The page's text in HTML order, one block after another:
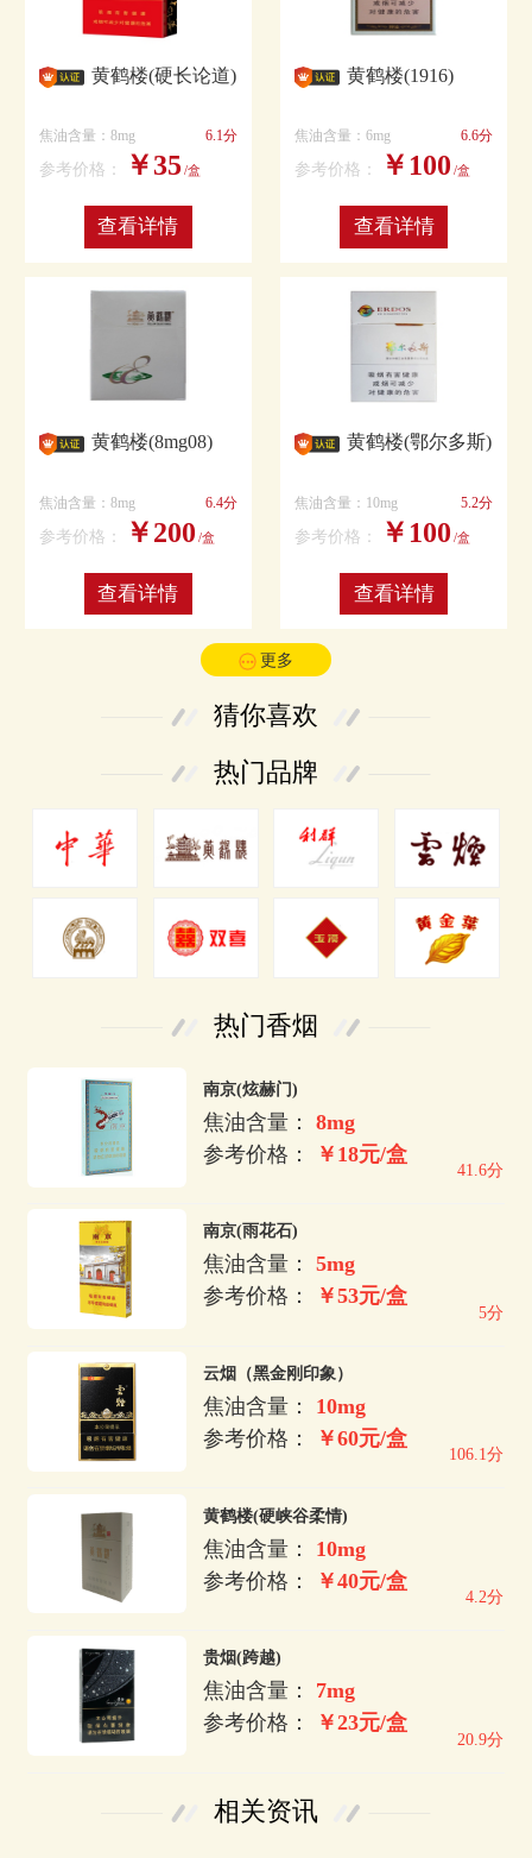
黄鹤楼(硬长论道)
焦油含量：8mg 6.1分
参考价格： ￥35 /盒
查看详情
黄鹤楼(1916)
焦油含量：6mg 6.6分
参考价格： ￥100 /盒
查看详情
黄鹤楼(8mg08)
焦油含量：8mg 6.4分
参考价格： ￥200 /盒
查看详情
黄鹤楼(鄂尔多斯)
焦油含量：10mg 5.2分
参考价格： ￥100 /盒
查看详情
更多
猜你喜欢
热门品牌
热门香烟
南京(炫赫门)
焦油含量：8mg
参考价格：
￥18元/盒
41.6分
南京(雨花石)
焦油含量：5mg
参考价格：
￥53元/盒
5分
云烟（黑金刚印象）
焦油含量： 10mg
参考价格：
￥60元/盒
106.1分
黄鹤楼(硬峡谷柔情)
焦油含量： 10mg
参考价格：
￥40元/盒
4.2分
贵烟(跨越)
焦油含量： 7mg
参考价格：
￥23元/盒
20.9分
相关资讯